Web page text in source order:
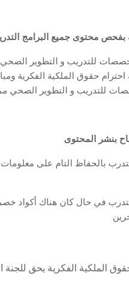
للتدريب و التطوير الصحي
احترام حقوق الملكية
بالحفاظ التام على
في حال كان هناك أكواد
الملكية الفكرية يحق للجنة